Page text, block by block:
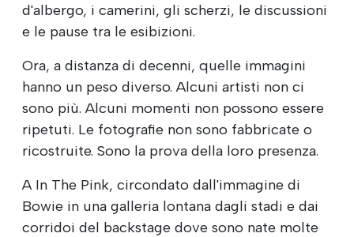
d'albergo, i camerini, gli scherzi, le discussioni
e le pause tra le esibizioni.
Ora, a distanza di decenni, quelle immagini
hanno un peso diverso. Alcuni artisti non ci
sono più. Alcuni momenti non possono essere
ripetuti. Le fotografie non sono fabbricate o
ricostruite. Sono la prova della loro presenza.
A In The Pink, circondato dall'immagine di
Bowie in una galleria lontana dagli stadi e dai
corridoi del backstage dove sono nate molte